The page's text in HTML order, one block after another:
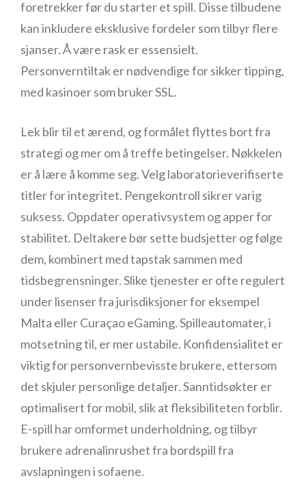
foretrekker før du starter et spill. Disse tilbudene
kan inkludere eksklusive fordeler som tilbyr flere
sjanser. Å være rask er essensielt.
Personverntiltak er nødvendige for sikker tipping,
med kasinoer som bruker SSL.
Lek blir til et ærend, og formålet flyttes bort fra
strategi og mer om å treffe betingelser. Nøkkelen
er å lære å komme seg. Velg laboratorieverifiserte
titler for integritet. Pengekontroll sikrer varig
suksess. Oppdater operativsystem og apper for
stabilitet. Deltakere bør sette budsjetter og følge
dem, kombinert med tapstak sammen med
tidsbegrensninger. Slike tjenester er ofte regulert
under lisenser fra jurisdiksjoner for eksempel
Malta eller Curaçao eGaming. Spilleautomater, i
motsetning til, er mer ustabile. Konfidensialitet er
viktig for personvernbevisste brukere, ettersom
det skjuler personlige detaljer. Sanntidsøkter er
optimalisert for mobil, slik at fleksibiliteten forblir.
E-spill har omformet underholdning, og tilbyr
brukere adrenalinrushet fra bordspill fra
avslapningen i sofaene.